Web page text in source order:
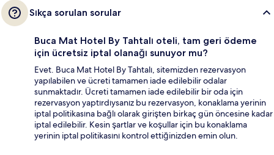
Sıkça sorulan sorular
Buca Mat Hotel By Tahtalı oteli, tam geri ödeme
için ücretsiz iptal olanağı sunuyor mu?
Evet. Buca Mat Hotel By Tahtalı, sitemizden rezervasyon
yapılabilen ve ücreti tamamen iade edilebilir odalar
sunmaktadır. Ücreti tamamen iade edilebilir bir oda için
rezervasyon yaptırdıysanız bu rezervasyon, konaklama yerinin
iptal politikasına bağlı olarak girişten birkaç gün öncesine kadar
iptal edilebilir. Kesin şartlar ve koşullar için bu konaklama
yerinin iptal politikasını kontrol ettiğinizden emin olun.